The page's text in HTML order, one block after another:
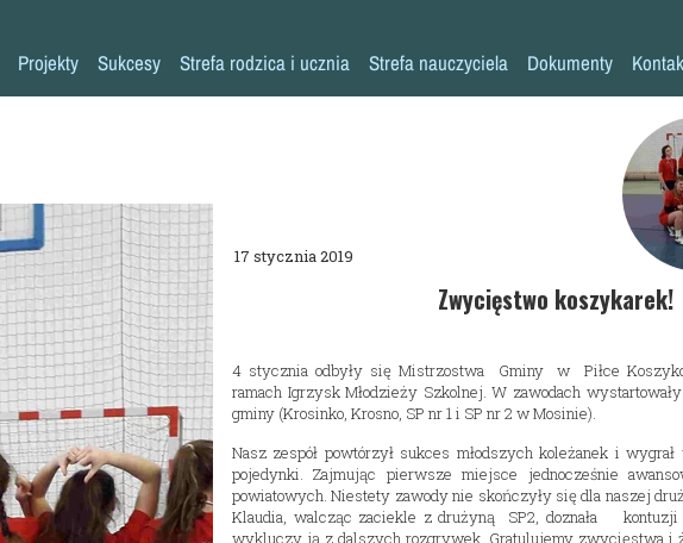
17 stycznia 2019
4 stycznia odbyły się Mistrzostwa Gminy w Piłce
ramach Igrzysk Młodzieży Szkolnej. W zawodach
gminy (Krosinko, Krosno, SP nr 1 i SP nr 2 w Mosinie).
Nasz zespół powtórzył sukces młodszych koleżanek i
pojedynki. Zajmując pierwsze miejsce jednocześnie
powiatowych. Niestety zawody nie skończyły się dla naszej
Klaudia, walcząc zaciekle z drużyną SP2, doznała kontuzji
wykluczy ją z dalszych rozgrywek. Gratulujemy zwycięstwa i
Zwycięstwo koszykarek!
Historia szkoły
Pedagog
Pielęgniarka
Rada rodziców
Biblioteka
Stołówka
Świetlica
Kronika
Projekty
Erasmus+ AKREDYTACJA
Niebieskie Igrzyska
Każdy inny - wszyscy równi
Szkoła Odpowiedzialna Cyfrowo
Zaczytana Jedynka
#SuperKoderzy
# klikaj pozytywnie
Sukcesy
Konkursy przedmiotowe
Aleja Sław
Strefa rodzica i ucznia
Klasy 0-3
Pomoc specjalistów w trudnych sytuacjach
Kalendarz roku szkolnego
Harmonogram imprez i uroczystości
Nasza szkoła jest SUPER!
Klasy dwujęzyczne
Doradztwo zawodowe
Strefa nauczyciela
Pliki do pobrania
Dokumenty
Program
Procedura
Standardy